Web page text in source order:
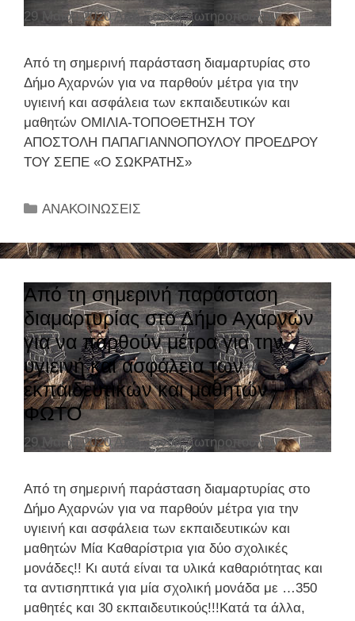
29 Μαΐου 2020 ΑπόΞανθή Σωτηροπούλου
Από τη σημερινή παράσταση διαμαρτυρίας στο
Δήμο Αχαρνών για να παρθούν μέτρα για την
υγιεινή και ασφάλεια των εκπαιδευτικών και
μαθητών ΟΜΙΛΙΑ-ΤΟΠΟΘΕΤΗΣΗ ΤΟΥ
ΑΠΟΣΤΟΛΗ ΠΑΠΑΓΙΑΝΝΟΠΟΥΛΟΥ ΠΡΟΕΔΡΟΥ
ΤΟΥ ΣΕΠΕ «Ο ΣΩΚΡΑΤΗΣ»
Κ
τ
γ
ρ
ί
ε
ς
ΑΝΑΚΟΙΝΩΣΕΙΣ
Από τη σημερινή παράσταση
διαμαρτυρίας στο Δήμο Αχαρνών
για να παρθούν μέτρα για την
υγιεινή και ασφάλεια των
εκπαιδευτικών και μαθητών –
ΦΩΤΟ
29 Μαΐου 2020 ΑπόΞανθή Σωτηροπούλου
Από τη σημερινή παράσταση διαμαρτυρίας στο
Δήμο Αχαρνών για να παρθούν μέτρα για την
υγιεινή και ασφάλεια των εκπαιδευτικών και
μαθητών Μία Καθαρίστρια για δύο σχολικές
μονάδες!! Κι αυτά είναι τα υλικά καθαριότητας και
τα αντισηπτικά για μία σχολική μονάδα με …350
μαθητές και 30 εκπαιδευτικούς!!!Κατά τα άλλα,